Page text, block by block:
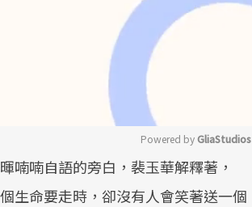
Mute
Powered by GliaStudios
喃喃自語的旁白，裴玉華解釋著，
生命要走時，卻沒有人會笑著送一個